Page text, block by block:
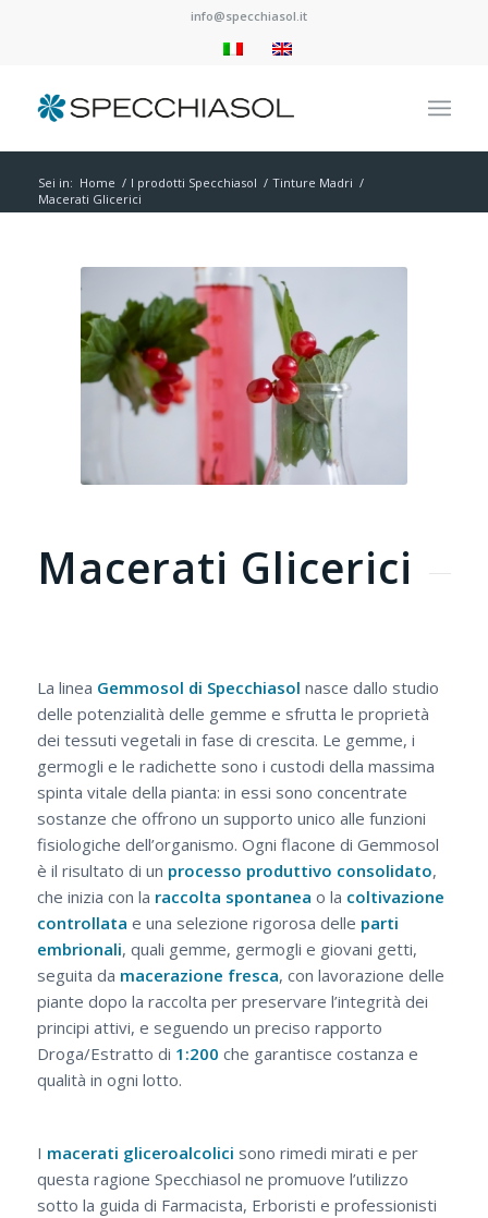
info@specchiasol.it
Sei in: Home / I prodotti Specchiasol / Tinture Madri /
Macerati Glicerici
Macerati Glicerici
La linea Gemmosol di Specchiasol nasce dallo studio
delle potenzialità delle gemme e sfrutta le proprietà
dei tessuti vegetali in fase di crescita. Le gemme, i
germogli e le radichette sono i custodi della massima
spinta vitale della pianta: in essi sono concentrate
sostanze che offrono un supporto unico alle funzioni
fisiologiche dell’organismo. Ogni flacone di Gemmosol
è il risultato di un processo produttivo consolidato,
che inizia con la raccolta spontanea o la coltivazione
controllata e una selezione rigorosa delle parti
embrionali, quali gemme, germogli e giovani getti,
seguita da macerazione fresca, con lavorazione delle
piante dopo la raccolta per preservare l’integrità dei
principi attivi, e seguendo un preciso rapporto
Droga/Estratto di 1:200 che garantisce costanza e
qualità in ogni lotto.
I macerati gliceroalcolici sono rimedi mirati e per
questa ragione Specchiasol ne promuove l’utilizzo
sotto la guida di Farmacista, Erboristi e professionisti